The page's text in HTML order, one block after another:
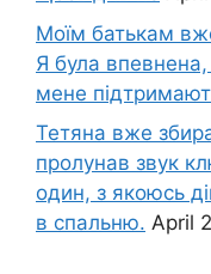
Моїм батькам
Я була
мене
Тетяна вже
пролунав звук
один, з якоюсь
в спальню. April